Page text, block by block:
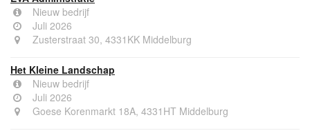
Nieuw bedrijf
Juli 2026
Zusterstraat 30, 4331KK Middelburg
Het Kleine Landschap
Nieuw bedrijf
Juli 2026
Goese Korenmarkt 18A, 4331HT Middelburg